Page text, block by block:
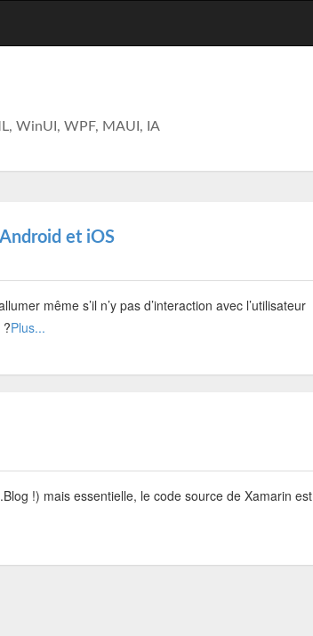
WinUI, WPF, MAUI, IA
et iOS
même s’il n’y pas d’interaction avec l’utilisateur
Plus...
!) mais essentielle, le code source de Xamarin est